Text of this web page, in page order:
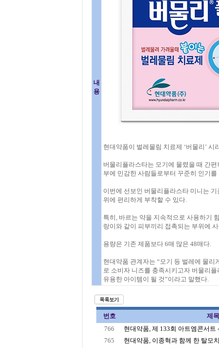
내
용
현대약품이 벌레물림 치료제 ‘버물리’
버물리플라스타는 모기에 물렸을 때 간
부에 민감한 사람들로부터 꾸준히 인기
이번에 선보인 버물리플라스타 미니는
위에 편리하게 부착할 수 있다.
특히, 바르는 약을 지속적으로 사용하기
랑이와 같이 피부끼리 접촉되는 부위에
용량은 기존 제품보다 6매 많은 48매다.
현대약품 관계자는 “모기 등 벌레에 물
로 소비자 니즈를 충족시키고자 버물리
유용한 아이템이 될 것”이라고 말했다.
번호
제목
766
현대약품, 제 133회 아트엠콘서트
765
현대약품, 이종혁과 함께 한 탈모